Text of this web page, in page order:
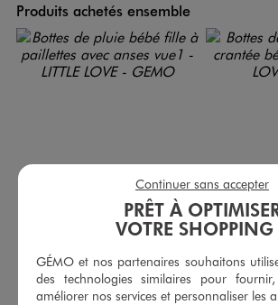
Produits achetés ensemble
Bottes de pluie bébé fille à paillettes avec anses
12,99 €
Bottes de pluie
PRÊT À
VOTRE SHOPPING
GÉMO et nos partenaires souhaitons
des technologies similaires pour
améliorer nos services et personnaliser les
Continuer sans accepter